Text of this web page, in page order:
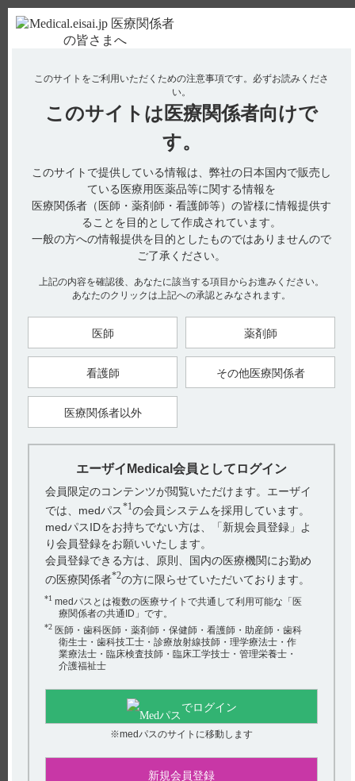
使用期限検索 Drug Information
No : 2909
【ケイツーカプセル】 副作用について教えてく
電子添文には、副作用に関する以下の記載があります。
11．副作用（引用1）
次の副作用があらわれることがあるので、観察を十分に行い、
異常が認められた場合には投与を中止するなど適切な処置を行
11．2 その他の副作用）
【引用】
1）ケイツーカプセル5mg電子添文 2023年3月改訂（第1版）
11．副作用
【更新年月】
電子添文には、副作用に関する以下の記載があります。
11．副作用（引用1）
次の副作用があらわれることがあるので、観察を十分に行い、
異常が認められた場合には投与を中止するなど適切な処置を行
うこと。
11．2 その他の副作用）
1）ケイツーカプセル5mg電子添文 2023年3月改訂（第1版）
【更新年月】
このサイトをご利用いただくための注意事項です。 必ずお読みくださ
い。
このサイトは 医療関係者向けで
す。
このサイトで提供している情報は、弊社の日本国内で販売し
ている医療用医薬品等に関する情報を
医療関係者（医師・薬剤師・看護師等）の皆様に情報提供す
ることを目的として作成されています。
一般の方への情報提供を目的としたものではありませんので
ご了承ください。
上記の内容を確認後、あなたに該当する項目からお進みください。
あなたのクリックは上記への承認とみなされます。
医師 薬剤師
看護師 その他医療関係者
医療関係者以外
エーザイMedical会員としてログイン
会員限定のコンテンツが閲覧いただけます。エーザイ
では、medパス*1の会員システムを採用しています。
medパスIDをお持ちでない方は、「新規会員登録」よ
り会員登録をお願いいたします。
会員登録できる方は、原則、国内の医療機関にお勤め
の医療関係者*2の方に限らせていただいております。
*1 medパスとは複数の医療サイトで共通して利用可能な「医
療関係者の共通ID」です。
*2 医師・歯科医師・薬剤師・保健師・看護師・助産師・歯科
衛生士・歯科技工士・診療放射線技師・理学療法士・作
業療法士・臨床検査技師・臨床工学技士・管理栄養士・
介護福祉士
でログイン
※medパスのサイトに移動します
新規会員登録